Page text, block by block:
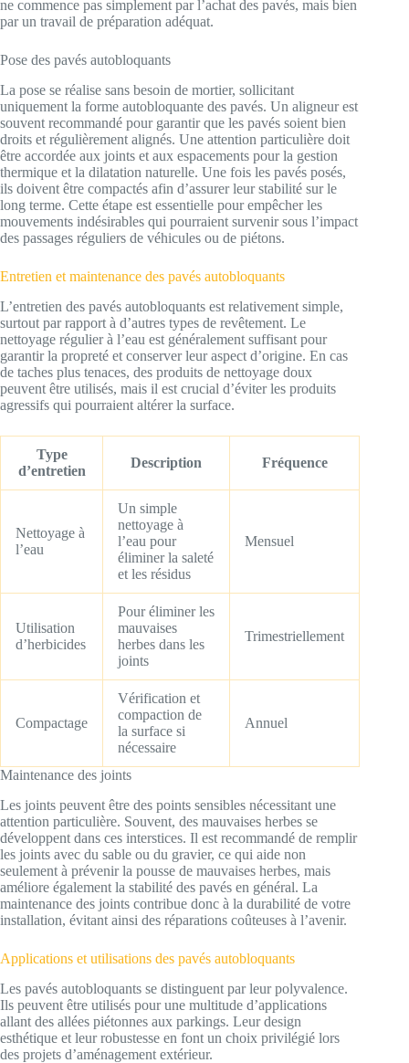
ne commence pas simplement par l’achat des pavés, mais bien
par un travail de préparation adéquat.
Pose des pavés autobloquants
La pose se réalise sans besoin de mortier, sollicitant
uniquement la forme autobloquante des pavés. Un aligneur est
souvent recommandé pour garantir que les pavés soient bien
droits et régulièrement alignés. Une attention particulière doit
être accordée aux joints et aux espacements pour la gestion
thermique et la dilatation naturelle. Une fois les pavés posés,
ils doivent être compactés afin d’assurer leur stabilité sur le
long terme. Cette étape est essentielle pour empêcher les
mouvements indésirables qui pourraient survenir sous l’impact
des passages réguliers de véhicules ou de piétons.
Entretien et maintenance des pavés autobloquants
L’entretien des pavés autobloquants est relativement simple,
surtout par rapport à d’autres types de revêtement. Le
nettoyage régulier à l’eau est généralement suffisant pour
garantir la propreté et conserver leur aspect d’origine. En cas
de taches plus tenaces, des produits de nettoyage doux
peuvent être utilisés, mais il est crucial d’éviter les produits
agressifs qui pourraient altérer la surface.
Type
d’entretien
Description Fréquence
Nettoyage à
l’eau
Un simple
nettoyage à
l’eau pour
éliminer la saleté
et les résidus
Mensuel
Utilisation
d’herbicides
Pour éliminer les
mauvaises
herbes dans les
joints
Trimestriellement
Compactage
Vérification et
compaction de
la surface si
nécessaire
Annuel
Maintenance des joints
Les joints peuvent être des points sensibles nécessitant une
attention particulière. Souvent, des mauvaises herbes se
développent dans ces interstices. Il est recommandé de remplir
les joints avec du sable ou du gravier, ce qui aide non
seulement à prévenir la pousse de mauvaises herbes, mais
améliore également la stabilité des pavés en général. La
maintenance des joints contribue donc à la durabilité de votre
installation, évitant ainsi des réparations coûteuses à l’avenir.
Applications et utilisations des pavés autobloquants
Les pavés autobloquants se distinguent par leur polyvalence.
Ils peuvent être utilisés pour une multitude d’applications
allant des allées piétonnes aux parkings. Leur design
esthétique et leur robustesse en font un choix privilégié lors
des projets d’aménagement extérieur.